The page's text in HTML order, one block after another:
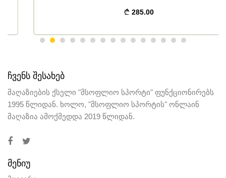
285.00
ᲩᲕᲔᲜᲡ ᲨᲔᲡᲐᲮᲔᲑ
მაღაზიების ქსელი "მსოფლიო სპორტი" ფუნქციონირებს
1995 წლიდან. ხოლო, "მსოფლიო სპორტის" ონლაინ
მაღაზია ამოქმედდა 2019 წლიდან.
ᲛᲔᲜᲘᲣ